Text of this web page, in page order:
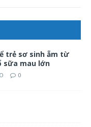
trẻ sơ sinh ẵm từ
sữa mau lớn
0